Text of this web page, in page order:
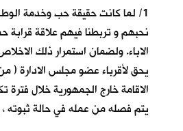
1/ لما كانت حقيقة حب وخدمة
نحبهم و تربطنا فيهم علاقة قرابة
الاباء. ولضمان استمرار ذلك
يحق لأقرباء عضو مجلس الادارة (
الاقامة خارج الجمهورية خلال
يتم فصله من عمله في حالة ثبوته